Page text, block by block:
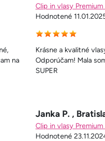
na
Clip in vlasy
Hodnotené
Krásne a kvalitné
Odporúčam! Mala
SUPER
Janka P. ,
Clip in vlasy
Hodnotené